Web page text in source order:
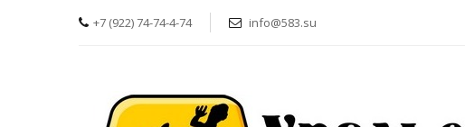
+7 (922) 74-74-4-74 info@583.su